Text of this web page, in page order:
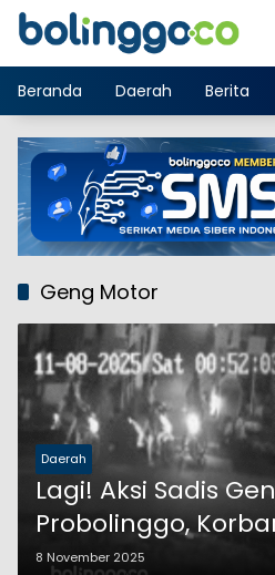
Langsung
Beranda
Daerah Berita
Geng Motor
Daerah
Lagi! Aksi Sadis
Probolinggo,
hingga Masuk
8 November 2025